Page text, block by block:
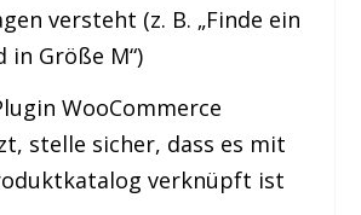
versteht (z. B. „Finde ein
in Größe M“)
WooCommerce
stelle sicher, dass es mit
verknüpft ist